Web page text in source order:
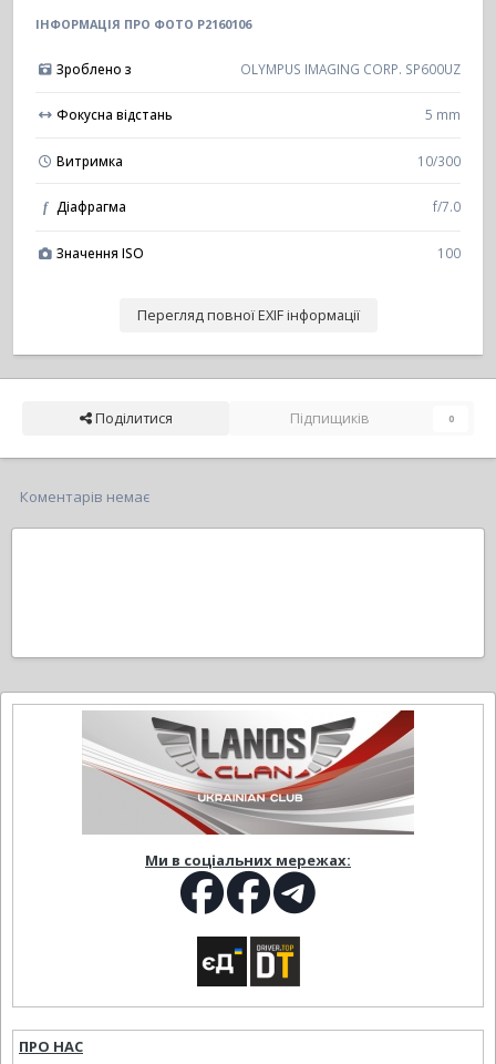
ІНФОРМАЦІЯ ПРО ФОТО P2160106
Зроблено з OLYMPUS IMAGING CORP. SP600UZ
Фокусна відстань 5 mm
Витримка 10/300
f Діафрагма f/7.0
Значення ISO 100
Перегляд повної EXIF інформації
Поділитися Підпищиків 0
Коментарів немає
Ми в соціальних мережах:
ПРО НАС